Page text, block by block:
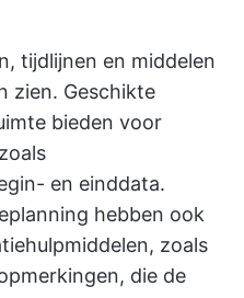
tijdlijnen en middelen
zien. Geschikte
bieden voor
en einddata.
hebben ook
zoals
die de